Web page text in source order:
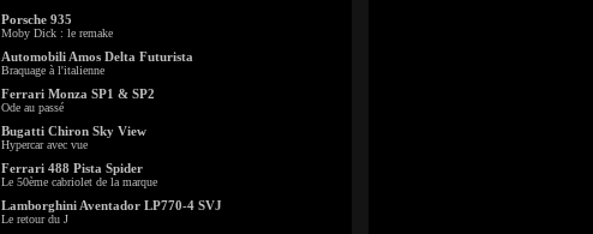
Porsche 935
Moby Dick : le remake
Automobili Amos Delta Futurista
Braquage à l'italienne
Ferrari Monza SP1 & SP2
Ode au passé
Bugatti Chiron Sky View
Hypercar avec vue
Ferrari 488 Pista Spider
Le 50ème cabriolet de la marque
Lamborghini Aventador LP770-4 SVJ
Le retour du J